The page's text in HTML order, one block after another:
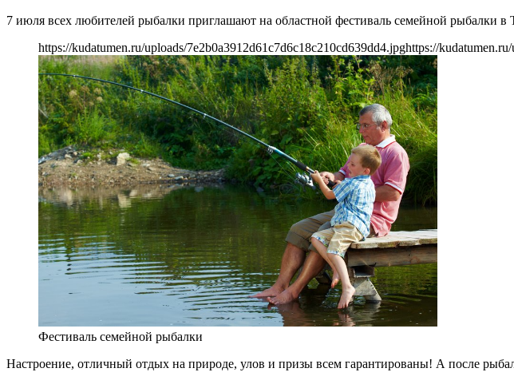
7 июля всех любителей рыбалки приглашают на областной фестиваль семейной рыбалки
https://kudatumen.ru/uploads/7e2b0a3912d61c7d6c18c210cd639dd4.jpghttps://
Фестиваль семейной рыбалки
Настроение, отличный отдых на природе, улов и призы всем гарантированы! А после